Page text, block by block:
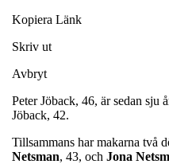
Kopiera Länk
Skriv ut
Avbryt
Peter Jöback, 46, är sedan
Jöback, 42.
Tillsammans har makarna två
Netsman, 43, och Jona